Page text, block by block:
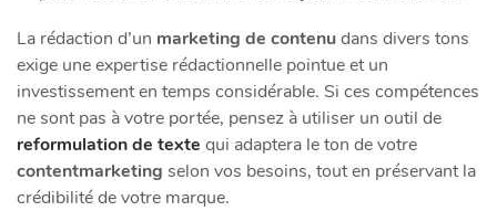
La rédaction d’un marketing de contenudans divers tons
exige une expertise rédactionnelle pointue et un
investissement en temps considérable. Si ces compétences
ne sont pas à votre portée, pensez à utiliser un outil de
reformulation de texte qui adaptera le ton de votre
contentmarketing selon vos besoins, tout en préservant la
crédibilité de votre marque.